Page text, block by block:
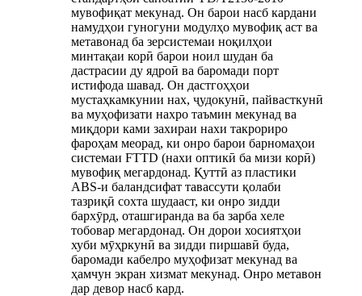
мувофиқат мекунад. Он барои насб кардани
намудҳои гуногуни модулҳо мувофиқ аст ва
метавонад ба зерсистемаи ноқилҳои
минтақаи корӣ барои ноил шудан ба
дастрасии ду ядроӣ ва баромади порт
истифода шавад. Он дастгоҳҳои
мустаҳкамкунии нах, ҷудокунӣ, пайвасткунӣ
ва муҳофизати нахро таъмин мекунад ва
миқдори ками захираи нахи такрориро
фароҳам меорад, ки онро барои барномаҳои
системаи FTTD (нахи оптикӣ ба мизи корӣ)
мувофиқ мегардонад. Қуттӣ аз пластики
ABS-и баландсифат тавассути қолаби
тазриқӣ сохта шудааст, ки онро зидди
бархӯрд, оташгиранда ва ба зарба хеле
тобовар мегардонад. Он дорои хосиятҳои
хуби мӯҳркунӣ ва зидди пиршавӣ буда,
баромади кабелро муҳофизат мекунад ва
ҳамчун экран хизмат мекунад. Онро метавон
дар девор насб кард.